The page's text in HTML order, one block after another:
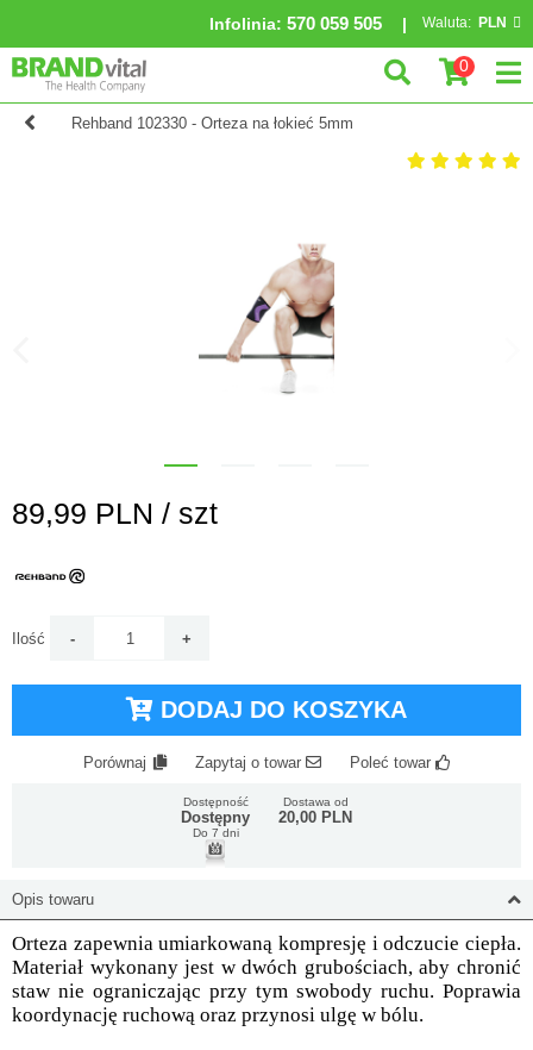
Infolinia: 570 059 505 Waluta: PLN
0
Rehband 102330 - Orteza na łokieć 5mm
89,99 PLN / szt
Ilość
DODAJ DO KOSZYKA
Porównaj Zapytaj o towar Poleć towar
Dostępność
Dostępny
Do 7 dni
Dostawa od
20,00 PLN
Opis towaru
Orteza zapewnia umiarkowaną kompresję i odczucie ciepła.
Materiał wykonany jest w dwóch grubościach, aby chronić
staw nie ograniczając przy tym swobody ruchu. Poprawia
koordynację ruchową oraz przynosi ulgę w bólu.